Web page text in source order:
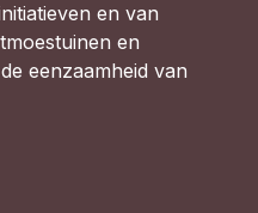
en van
en
eenzaamheid van